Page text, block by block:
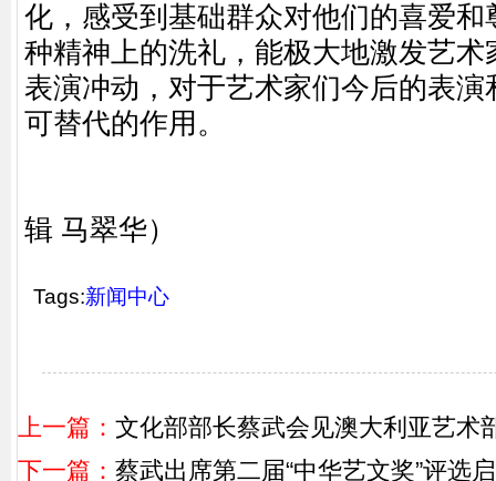
化，感受到基础群众对他们的喜爱和
种精神上的洗礼，能极大地激发艺术
表演冲动，对于艺术家们今后的表
可替代的作用。
辑 马翠华）
Tags:新闻中心
上一篇： 文化部部长蔡武会见澳大利亚艺术
下一篇： 蔡武出席第二届“中华艺文奖”评选